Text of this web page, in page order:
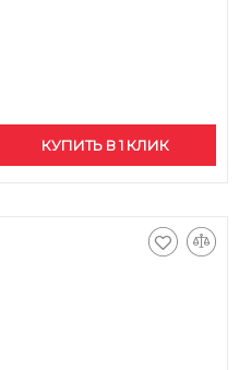
КУПИТЬ В 1 КЛИК